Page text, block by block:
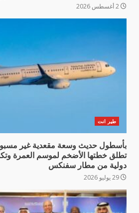
طير انت
بأسطول حديث وسعة مقعدية غير
تطلق خطتها الأضخم لموسم العمرة
دولية من مطار سفنكس